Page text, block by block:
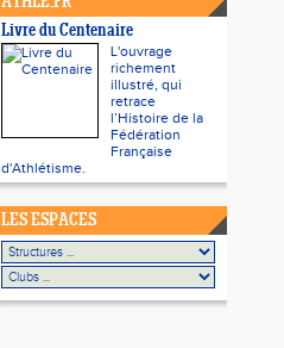
Livre du Centenaire
L'ouvrage
richement
illustré, qui
retrace
l’Histoire de la
Fédération
Française
d'Athlétisme.
LES ESPACES